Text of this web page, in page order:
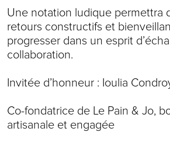
Une notation ludique permettra
retours constructifs et
progresser dans un esprit
collaboration.
Invitée d’honneur : Ioulia
Co-fondatrice de Le Pain & Jo,
artisanale et engagée